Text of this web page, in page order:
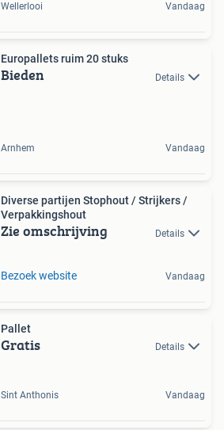
Wellerlooi Vandaag
Europallets ruim 20 stuks
Bieden Details
Arnhem Vandaag
Diverse partijen Stophout / Strijkers /
Verpakkingshout
Zie omschrijving Details
Bezoek website Vandaag
Pallet
Gratis Details
Sint Anthonis Vandaag